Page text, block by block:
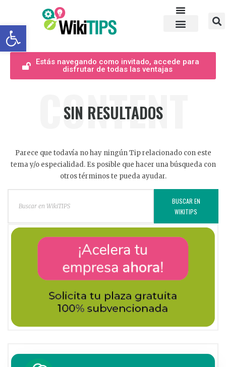
Abrir barra de herramientas
Estás navegando como invitado, accede para
disfrutar de todas las ventajas
CONTENT
SIN RESULTADOS
Parece que todavía no hay ningún Tip relacionado con este
tema y/o especialidad. Es posible que hacer una búsqueda con
otros términos te pueda ayudar.
BUSCAR EN
WIKITIPS